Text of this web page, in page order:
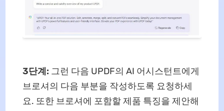
3단계: 그런 다음 UPDF의 AI 어시스턴트에게
브로셔의 다음 부분을 작성하도록 요청하세
요. 또한 브로셔에 포함할 제품 특징을 제안해